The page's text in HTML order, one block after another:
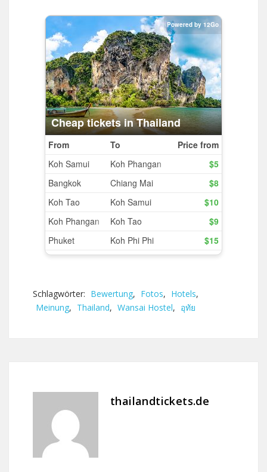
Schlagwörter: Bewertung, Fotos, Hotels,
Meinung, Thailand, Wansai Hostel, อุทัย
thailandtickets.de